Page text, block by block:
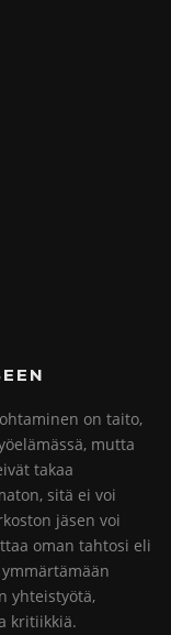
on taito,
mutta
takaa
sitä ei voi
jäsen voi
oman tahtosi eli
yhteistyötä,
kritiikkiä.